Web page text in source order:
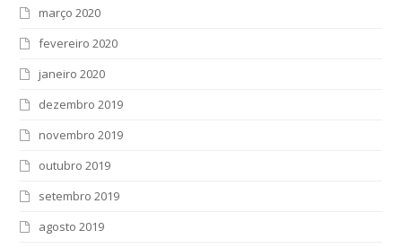
março 2020
fevereiro 2020
janeiro 2020
dezembro 2019
novembro 2019
outubro 2019
setembro 2019
agosto 2019